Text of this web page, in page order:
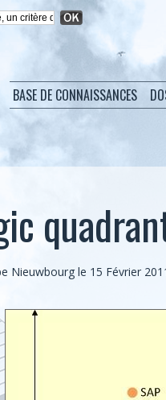
BASE DE CONNAISSANCES
Nieuwbourg le 15 Février